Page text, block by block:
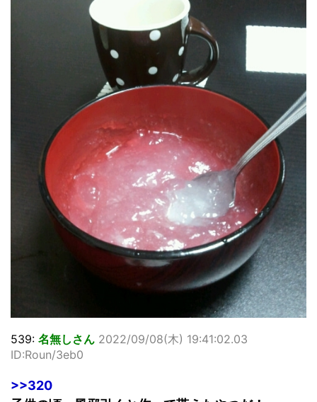
539: 名無しさん 2022/09/08(木) 19:41:02.03
ID:Roun/3eb0
>>320